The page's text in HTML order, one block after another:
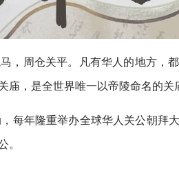
，周仓关平。凡有华人的地方，
，是全世界唯一以帝陵命名的关
每年隆重举办全球华人关公朝拜